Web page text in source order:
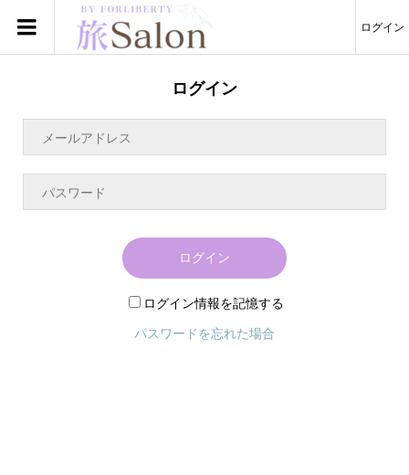
ログイン
ログイン
ログイン
ログイン情報を記憶する
パスワードを忘れた場合